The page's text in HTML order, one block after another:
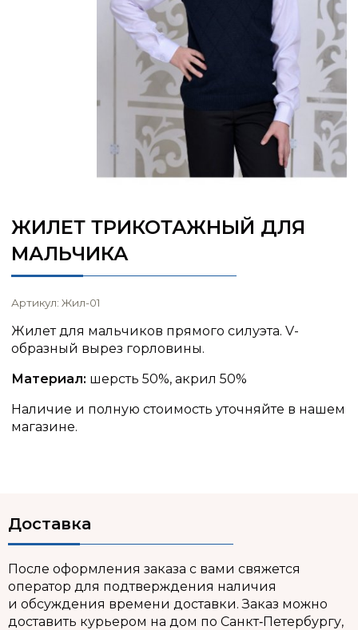
ЖИЛЕТ ТРИКОТАЖНЫЙ ДЛЯ
МАЛЬЧИКА
Артикул: Жил-01
Жилет для мальчиков прямого силуэта. V-
образный вырез горловины.
Материал: шерсть 50%, акрил 50%
Наличие и полную стоимость уточняйте в нашем
магазине.
Доставка
После оформления заказа с вами свяжется
оператор для подтверждения наличия
и обсуждения времени доставки. Заказ можно
доставить курьером на дом по Санкт‑Петербургу,